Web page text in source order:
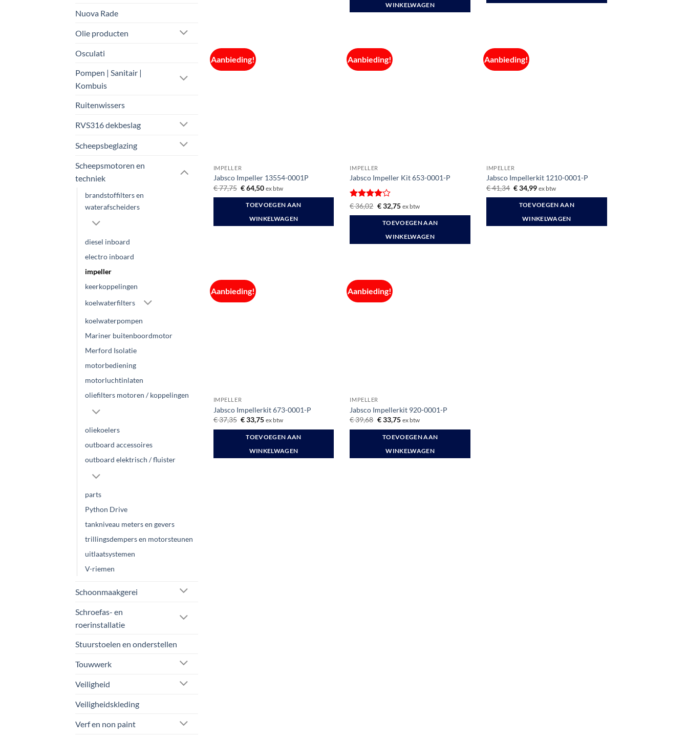
Nuova Rade
Olie producten
Osculati
Pompen | Sanitair |
Kombuis
Ruitenwissers
RVS316 dekbeslag
Scheepsbeglazing
Scheepsmotoren en
techniek
brandstoffilters en
waterafscheiders
diesel inboard
electro inboard
impeller
keerkoppelingen
koelwaterfilters
koelwaterpompen
Mariner buitenboordmotor
Merford Isolatie
motorbediening
motorluchtinlaten
oliefilters motoren / koppelingen
oliekoelers
outboard accessoires
outboard elektrisch / fluister
parts
Python Drive
tankniveau meters en gevers
trillingsdempers en motorsteunen
uitlaatsystemen
V-riemen
Schoonmaakgerei
Schroefas- en
roerinstallatie
Stuurstoelen en onderstellen
Touwwerk
Veiligheid
Veiligheidskleding
Verf en non paint
WINKELWAGEN
Aanbieding!
IMPELLER
Jabsco Impeller 13554-0001P
€77,75 Oorspronkelijke
prijs
was:
€ 77,75.
€64,50Huidige
is:
€ 64,50.
ex btw
TOEVOEGEN AAN
WINKELWAGEN
Aanbieding!
IMPELLER
Jabsco Impeller Kit 653-0001-P
Gewaardeerd
€36,02 Oorspronkelijke
was:
€ 36,02.
€32,75Huidige
is:
€ 32,75.
ex btw
TOEVOEGEN AAN
WINKELWAGEN
Aanbieding!
IMPELLER
Jabsco Impellerkit 1210-0001-P
€41,34 Oorspronkelijke
prijs
was:
€ 41,34.
€34,99Huidige
is:
€ 34,99.
ex btw
TOEVOEGEN AAN
WINKELWAGEN
Aanbieding!
IMPELLER
Jabsco Impellerkit 673-0001-P
€37,35 Oorspronkelijke
prijs
was:
€ 37,35.
€33,75Huidige
is:
€ 33,75.
ex btw
TOEVOEGEN AAN
WINKELWAGEN
Aanbieding!
IMPELLER
Jabsco Impellerkit 920-0001-P
€39,68 Oorspronkelijke
was:
€ 39,68.
€33,75Huidige
is:
€ 33,75.
ex btw
TOEVOEGEN AAN
WINKELWAGEN